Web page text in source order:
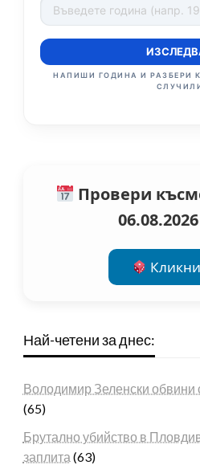
НАПИШИ ГОДИНА И РАЗБЕРИ
Провери
Най-четени за днес:
Володимир Зеленски
(65)
Брутално убийство в
заплита (63)